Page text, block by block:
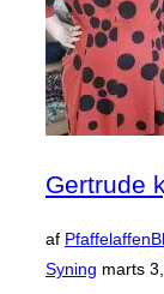
nye
Gertrude
af Pfaffelaffen
Syning Udgivet
marts